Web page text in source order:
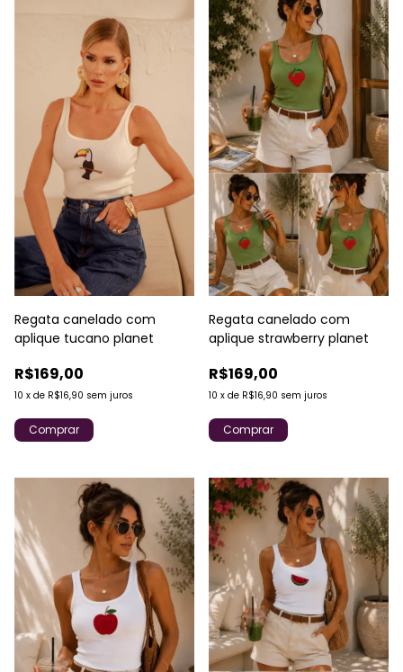
Regata canelado com
aplique tucano planet
R$169,00
10 x de R$16,90 sem juros
Comprar
Regata canelado com
aplique strawberry planet
R$169,00
10 x de R$16,90 sem juros
Comprar